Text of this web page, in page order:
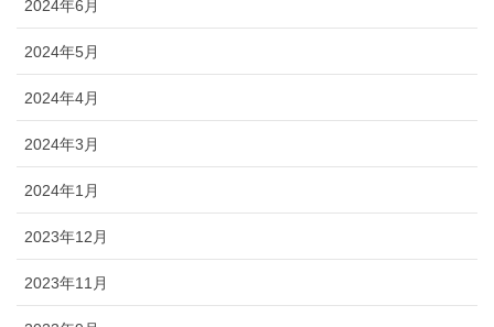
2024年6月
2024年5月
2024年4月
2024年3月
2024年1月
2023年12月
2023年11月